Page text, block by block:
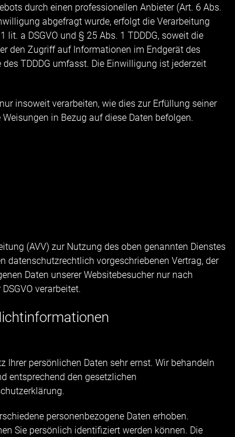
durch einen professionellen Anbieter (Art. 6 Abs.
abgefragt wurde, erfolgt die Verarbeitung
a DSGVO und § 25 Abs. 1 TDDDG, soweit die
den Zugriff auf Informationen im Endgerät des
TDDDG umfasst. Die Einwilligung ist jederzeit
insoweit verarbeiten, wie dies zur Erfüllung seiner
in Bezug auf diese Daten befolgen.
(AVV) zur Nutzung des oben genannten Dienstes
datenschutzrechtlich vorgeschriebenen Vertrag, der
Daten unserer Websitebesucher nur nach
verarbeitet.
Ihrer persönlichen Daten sehr ernst. Wir behandeln
entsprechend den gesetzlichen
personenbezogene Daten erhoben.
Sie persönlich identifiziert werden können. Die